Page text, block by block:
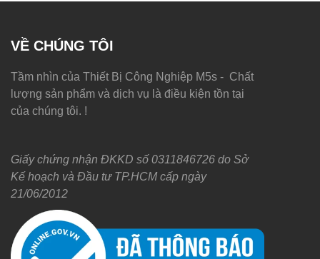
VỀ CHÚNG TÔI
Tầm nhìn của Thiết Bị Công Nghiệp M5s - Chất
lượng sản phẩm và dịch vụ là điều kiện tồn tại
của chúng tôi. !
Giấy chứng nhận ĐKKD số 0311846726 do Sở
Kế hoạch và Đầu tư TP.HCM cấp ngày
21/06/2012